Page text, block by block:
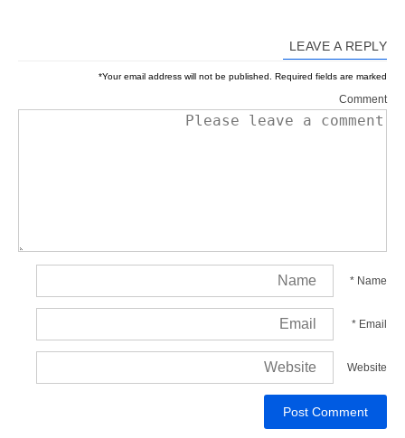
LEAVE A REPLY
Your email address will not be published. Required fields are marked
*
Comment
Name
*
Email
*
Website